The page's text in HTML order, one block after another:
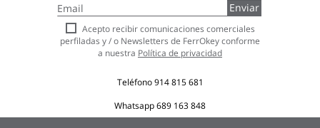
a
nuestro
boletín
de
Enviar
Acepto recibir comunicaciones comerciales
perfiladas y / o Newsletters de FerrOkey conforme
a nuestra Política de privacidad
Teléfono914 815 681
Whatsapp689 163 848